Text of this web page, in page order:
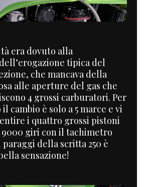
era dovuto alla
tipica del
che mancava della
alle aperture del gas che
4 grossi carburatori. Per
cambio è solo a 5 marce e vi
i quattro grossi pistoni
giri con il tachimetro
della scritta 250 è
sensazione!